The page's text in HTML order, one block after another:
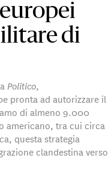
di
Politico,
pronta ad autorizzare il
di almeno 9.000
americano, tra cui circa
questa strategia
clandestina verso